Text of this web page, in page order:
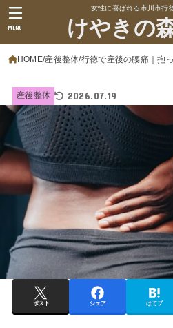
女性に喜ばれる市川市行
けやきの
MENU
HOME 産後整体 行徳で産後の腰痛｜抱
産後整体 2026.07.19
ポスト シェア はてブ